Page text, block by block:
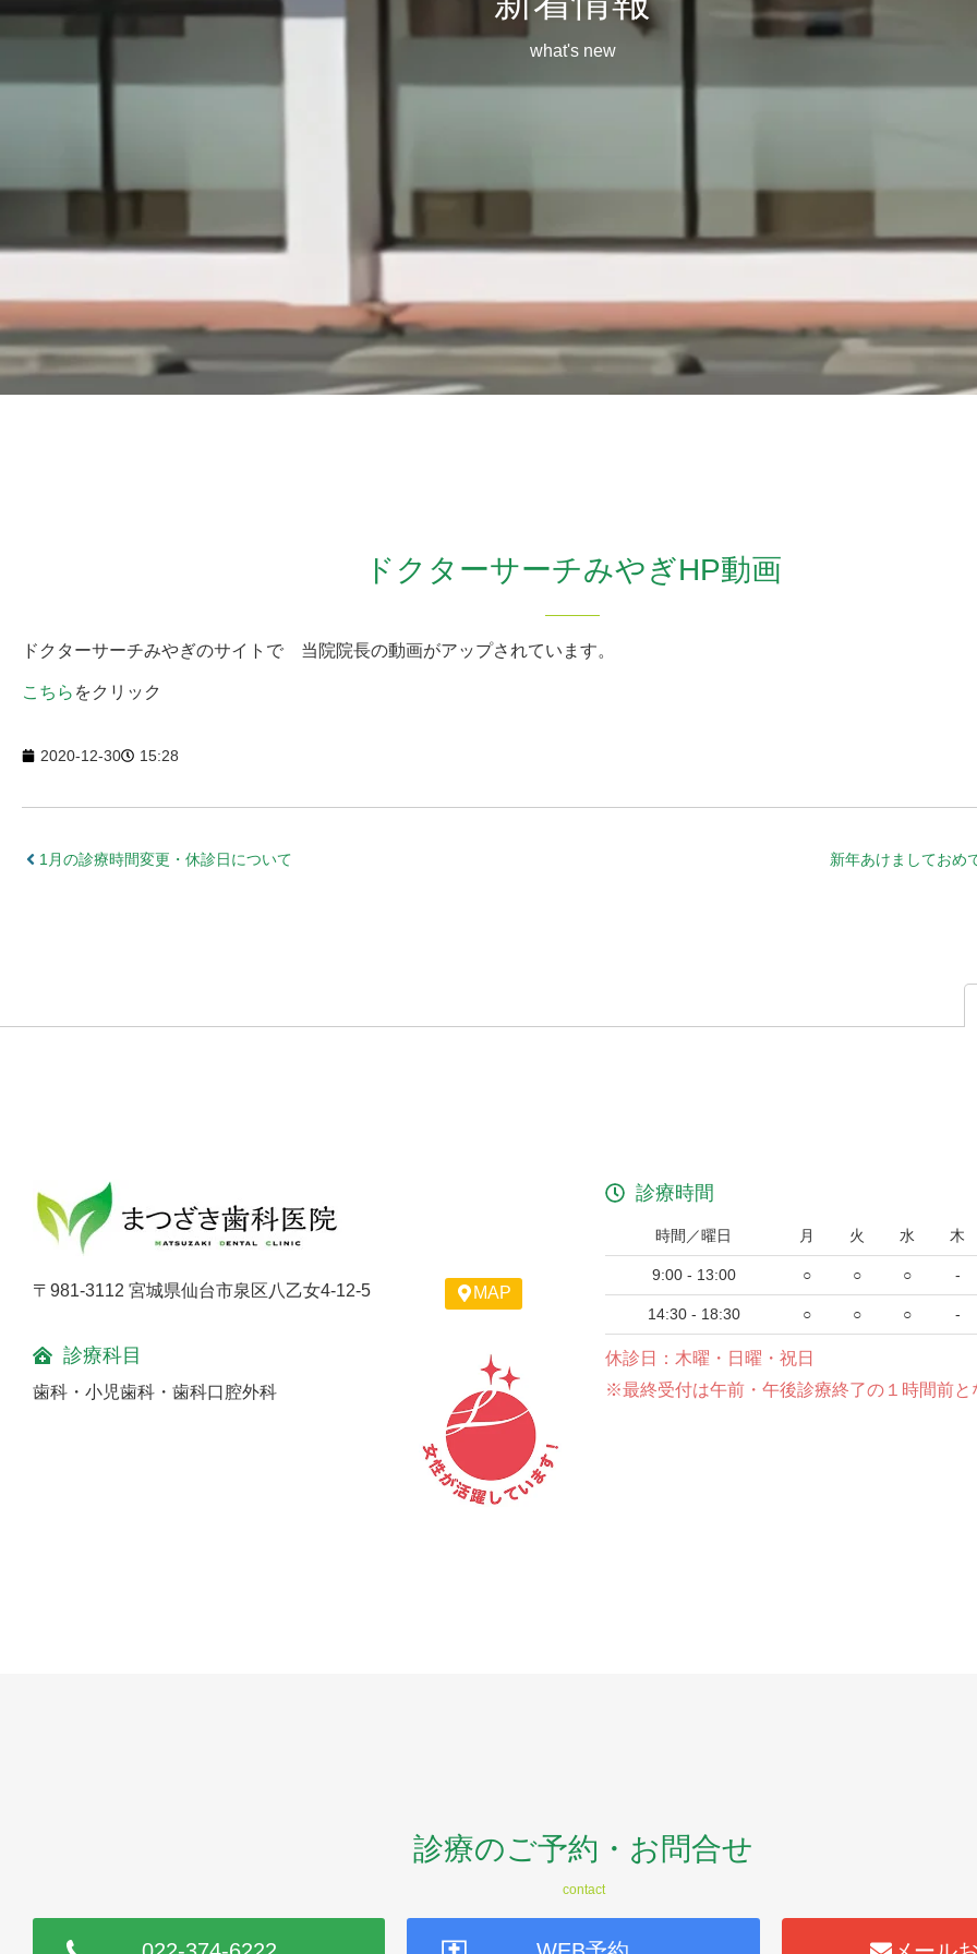
what's new
ドクターサーチみやぎHP動画
ドクターサーチみやぎのサイトで 当院院長の動画がアップされています。
こちら をクリック
2020-12-30 15:28
1月の診療時間変更・休診日について 新年あけましておめ
〒981-3112 宮城県仙台市泉区八乙女4-12-5 MAP
診療科目
歯科・小児歯科・歯科口腔外科
診療時間
時間／曜日 月 火 水 木
9:00 - 13:00 ○ ○ ○ -
14:30 - 18:30 ○ ○ ○ -
休診日：木曜・日曜・祝日
※最終受付は午前・午後診療終了の１時間前と
診療のご予約・お問合せ
contact